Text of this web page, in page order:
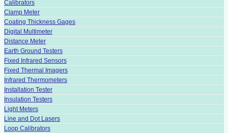
Calibrators
Clamp Meter
Coating Thickness Gages
Digital Multimeter
Distance Meter
Earth Ground Testers
Fixed Infrared Sensors
Fixed Thermal Imagers
Infrared Thermometers
Installation Tester
Insulation Testers
Light Meters
Line and Dot Lasers
Loop Calibrators